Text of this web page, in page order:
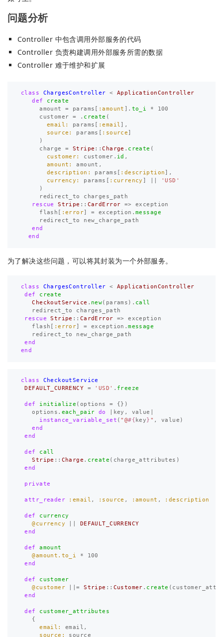
问题分析
Controller 中包含调用外部服务的代码
Controller 负责构建调用外部服务所需的数据
Controller 难于维护和扩展
class ChargesController <
ApplicationController
def
create
amount
= params [ :amount ]. to_i *
100
customer
= . create (
email: params [ :email ],
source: params [ :source ]
)
charge
= Stripe ::Charge . create (
customer: customer . id ,
amount: amount ,
description: params [ :description ],
currency: params [ :currency ]
'USD'
)
redirect_to
charges_path
rescue
Stripe :: CardError =>
exception
flash [ :error] = exception .message
redirect_to
new_charge_path
end
end
为了解决这些问题，可以将其封装为一个外部服务。
class ChargesController <
ApplicationController
def
create
CheckoutService . new( params ). call
redirect_to
charges_path
rescue
Stripe :: CardError =>
exception
flash
:error = exception .message
redirect_to
new_charge_path
end
end
class
CheckoutService
DEFAULT_CURRENCY
= 'USD' . freeze
def initialize ( options =
{})
options . each_pair do key , value
instance_variable_set ( "@#{ key} " , value )
end
end
def
call
Stripe :: Charge . create ( charge_attributes )
end
private
attr_reader :email , :source , :amount , :description
def
currency
@currency
DEFAULT_CURRENCY
end
def
amount
@amount.to_i
*
100
end
def
customer
@customer
||= Stripe :: Customer . create (
end
def
customer_attributes
{
email: email ,
source: source